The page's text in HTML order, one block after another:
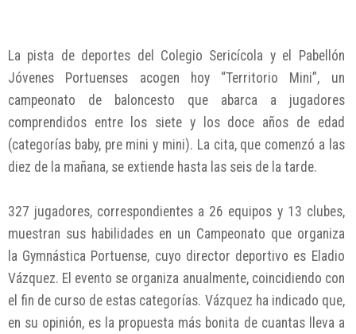
La pista de deportes del Colegio Sericícola y el Pabellón
Jóvenes Portuenses acogen hoy “Territorio Mini”, un
campeonato de baloncesto que abarca a jugadores
comprendidos entre los siete y los doce años de edad
(categorías baby, pre mini y mini). La cita, que comenzó a las
diez de la mañana, se extiende hasta las seis de la tarde.
327 jugadores, correspondientes a 26 equipos y 13 clubes,
muestran sus habilidades en un Campeonato que organiza
la Gymnástica Portuense, cuyo director deportivo es Eladio
Vázquez. El evento se organiza anualmente, coincidiendo con
el fin de curso de estas categorías. Vázquez ha indicado que,
en su opinión, es la propuesta más bonita de cuantas lleva a